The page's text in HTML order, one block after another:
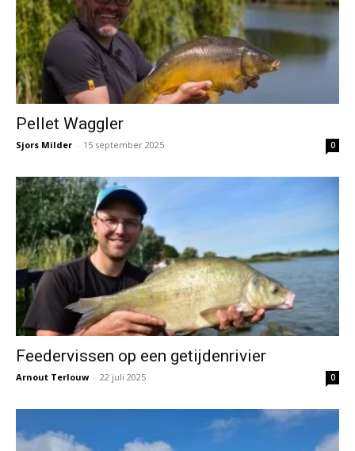
Pellet Waggler
Sjors Milder - 15 september 2025 0
Feedervissen op een getijdenrivier
Arnout Terlouw - 22 juli 2025 0